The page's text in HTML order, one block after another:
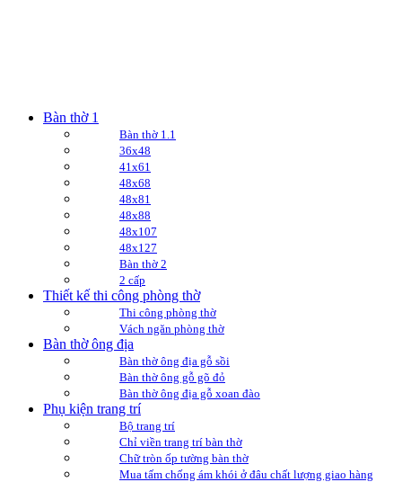
Bàn thờ 1
Bàn thờ 1.1
36x48
41x61
48x68
48x81
48x88
48x107
48x127
Bàn thờ 2
2 cấp
Thiết kế thi công phòng thờ
Thi công phòng thờ
Vách ngăn phòng thờ
Bàn thờ ông địa
Bàn thờ ông địa gỗ sồi
Bàn thờ ông gỗ gõ đỏ
Bàn thờ ông địa gỗ xoan đào
Phụ kiện trang trí
Bộ trang trí
Chỉ viền trang trí bàn thờ
Chữ tròn ốp tường bàn thờ
Mua tấm chống ám khói ở đâu chất lượng giao hàng